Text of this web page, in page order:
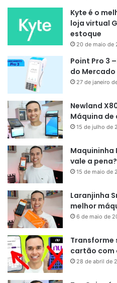
Kyte é o
loja virtual
estoque
20 de maio de
Point Pro 3
do Mercado
27 de janeiro
Newland
Máquina
15 de julho de
Maquininha
vale a pena?
15 de maio de
Laranjinha
melhor
6 de maio de
Transforme
cartão com
28 de abril de